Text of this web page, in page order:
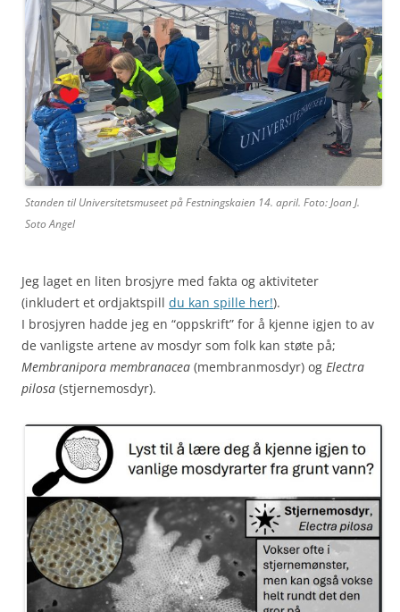
Standen til Universitetsmuseet på Festningskaien 14. april. Foto: Joan J.
Soto Angel
Jeg laget en liten brosjyre med fakta og aktiviteter
(inkludert et ordjaktspill du kan spille her!).
I brosjyren hadde jeg en “oppskrift” for å kjenne igjen to av
de vanligste artene av mosdyr som folk kan støte på;
Membranipora membranacea (membranmosdyr) og Electra
pilosa (stjernemosdyr).